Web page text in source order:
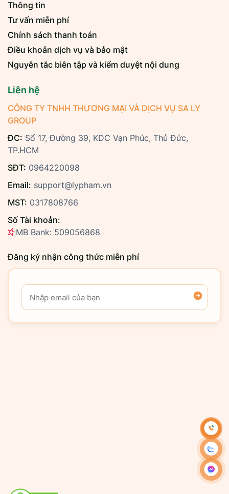
Thông tin
Tư vấn miễn phí
Chính sách thanh toán
Điều khoản dịch vụ và bảo mật
Nguyên tắc biên tập và kiểm duyệt nội dung
Liên hệ
CÔNG TY TNHH THƯƠNG MẠI VÀ DỊCH VỤ SA LY
GROUP
ĐC: Số 17, Đường 39, KDC Vạn Phúc, Thủ Đức,
TP.HCM
SĐT: 0964220098
Email: support@lypham.vn
MST: 0317808766
Số Tài khoản:
MB Bank: 509056868
Đăng ký nhận công thức miễn phí